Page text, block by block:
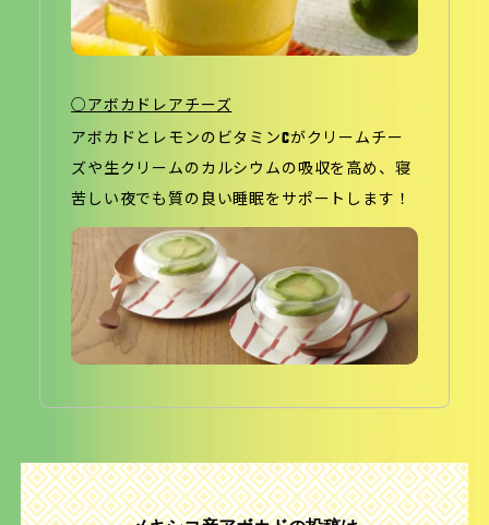
○アボカドレアチーズ
アボカドとレモンのビタミンCがクリームチー
ズや生クリームのカルシウムの吸収を高め、寝
苦しい夜でも質の良い睡眠をサポートします！